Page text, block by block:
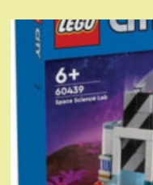
(EU)
Конструктор
LEGO
Technic
Экскаватор-
погрузчик
(42197)